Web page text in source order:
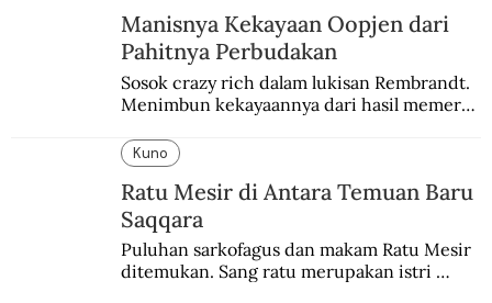
Manisnya Kekayaan Oopjen dari
Pahitnya Perbudakan
Sosok crazy rich dalam lukisan Rembrandt.
Menimbun kekayaannya dari hasil memeras
Kuno
Ratu Mesir di Antara Temuan Baru
Saqqara
Puluhan sarkofagus dan makam Ratu Mesir
ditemukan. Sang ratu merupakan istri